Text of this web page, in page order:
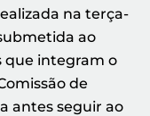
na terça-
ao
que integram o
de
antes seguir ao